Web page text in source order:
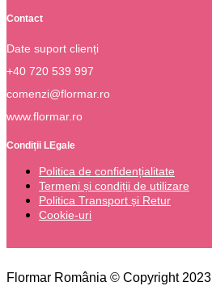
Contact
Date suport clienți
+40 720 539 997
comenzi@flormar.ro
www.flormar.ro
Condiții LEgale
Politica de confidențialitate
Termeni și condiții de utilizare
Politica Transport și Retur
Cookie-uri
Flormar România © Copyright 2023